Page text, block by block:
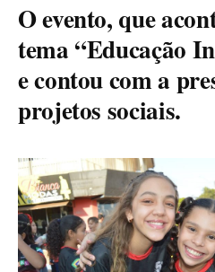
O evento, que
tema “Educação
e contou com a
projetos sociais.